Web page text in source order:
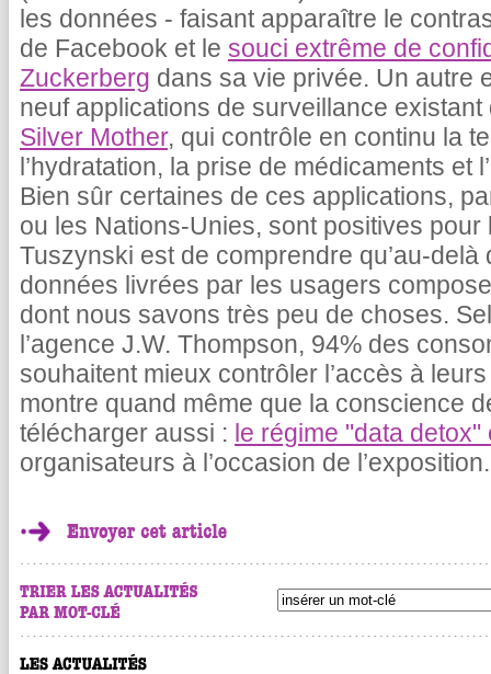
les données - faisant apparaître le
de Facebook et le souci extrême de
Zuckerberg dans sa vie privée. Un autre
neuf applications de surveillance
Silver Mother, qui contrôle en continu la
l’hydratation, la prise de médicaments et
Bien sûr certaines de ces applications,
ou les Nations-Unies, sont positives pour
Tuszynski est de comprendre qu’au-
données livrées par les usagers
dont nous savons très peu de choses.
l’agence J.W. Thompson, 94% des
souhaitent mieux contrôler l’accès à
montre quand même que la conscience
télécharger aussi : le régime "data detox"
organisateurs à l’occasion de l’exposition.